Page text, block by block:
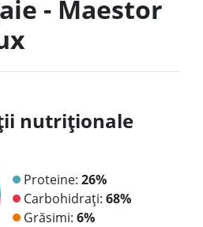
- Maestor
nutriționale
Proteine: 26%
Carbohidrați: 68%
Grăsimi: 6%